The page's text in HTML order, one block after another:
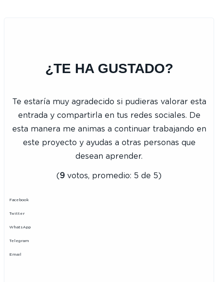
¿TE HA GUSTADO?
Te estaría muy agradecido si pudieras valorar esta
entrada y compartirla en tus redes sociales. De
esta manera me animas a continuar trabajando en
este proyecto y ayudas a otras personas que
desean aprender.
(9 votos, promedio: 5 de 5)
Facebook
Twitter
WhatsApp
Telegram
Email